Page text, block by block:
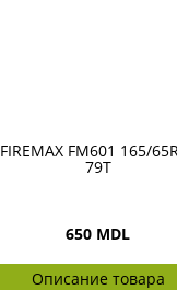
FIREMAX FM601 165/
79T
650 MDL
Описание товара